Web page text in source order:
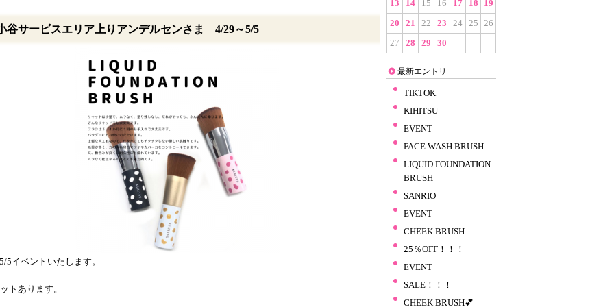
谷サービスエリア上りアンデルセンさま 4/29～5/5
5イベントいたします。
トあります。
13 14 15 16 17 18
19
20
21 22 23 24 25 26
27
28 29 30
最新エントリ
TIKTOK
KIHITSU
EVENT
FACE WASH BRUSH
LIQUID FOUNDATION
BRUSH
SANRIO
EVENT
CHEEK BRUSH
25％OFF！！！
EVENT
SALE！！！
CHEEK BRUSH💕